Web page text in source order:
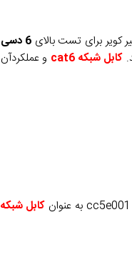
کویر برای تست بالای
6 دسی
کابل شبکه cat6 و عملکردآن
کابل شبکه